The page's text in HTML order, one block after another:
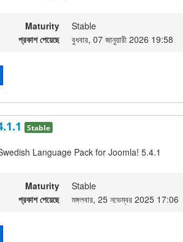
Maturity
Stable
প্রকাশ পেয়েছে
বুধবার, 07 জানুয়ারী 2026 19:58
Stable
Language Pack for Joomla! 5.4.1
Maturity
Stable
প্রকাশ পেয়েছে
মঙ্গলবার, 25 নভেম্বর 2025 17:06